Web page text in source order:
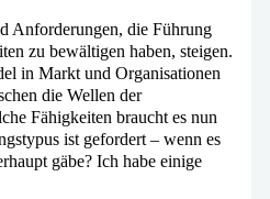
Anforderungen, die Führung
zu bewäl­ti­gen haben, stei­gen.
in Markt und Organisationen
die Wellen der
Fähigkeiten braucht es nun
ist gefor­dert – wenn es
gäbe? Ich habe eini­ge